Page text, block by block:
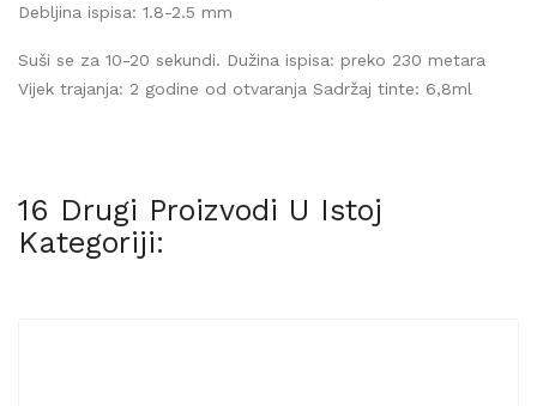
Debljina ispisa: 1.8-2.5 mm
Suši se za 10-20 sekundi. Dužina ispisa: preko 230 metara
Vijek trajanja: 2 godine od otvaranja Sadržaj tinte: 6,8ml
16 Drugi Proizvodi U Istoj
Kategoriji: